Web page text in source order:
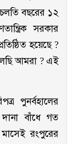
বছরের ১২
সরকার
হয়েছে ?
আমরা ? এই
পুনর্বহালের
দানা বাঁধে গত
রংপুরের